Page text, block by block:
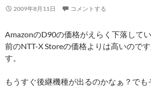
2009年8月11日 コメントする
AmazonのD90の価格がえらく下落して
前のNTT-X Storeの価格よりは高いので
す。
もうすぐ後継機種が出るのかなぁ？で